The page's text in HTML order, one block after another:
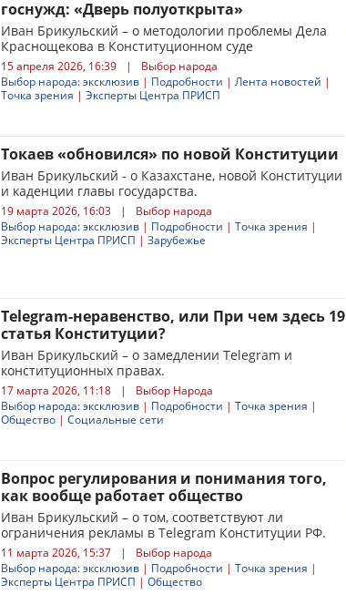
госнужд: «Дверь полуоткрыта»
Иван Брикульский – о методологии проблемы Дела
Краснощекова в Конституционном суде
15 апреля 2026, 16:39 |
Выбор народа
Выбор народа: эксклюзив | Подробности | Лента новостей |
Точка зрения | Эксперты Центра ПРИСП
Токаев «обновился» по новой Конституции
Иван Брикульский - о Казахстане, новой Конституции
и каденции главы государства.
19 марта 2026, 16:03 |
Выбор народа
Выбор народа: эксклюзив | Подробности | Точка зрения |
Эксперты Центра ПРИСП | Зарубежье
Telegram-неравенство, или При чем здесь 19
статья Конституции?
Иван Брикульский – о замедлении Telegram и
конституционных правах.
17 марта 2026, 11:18 |
Выбор Народа
Выбор народа: эксклюзив | Подробности | Точка зрения |
Общество | Социальные сети
Вопрос регулирования и понимания того,
как вообще работает общество
Иван Брикульский – о том, соответствуют ли
ограничения рекламы в Telegram Конституции РФ.
11 марта 2026, 15:37 |
Выбор народа
Выбор народа: эксклюзив | Подробности | Точка зрения |
Эксперты Центра ПРИСП | Общество